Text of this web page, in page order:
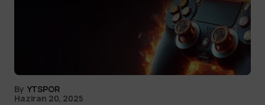
By YTSPOR
Haziran 20, 2025